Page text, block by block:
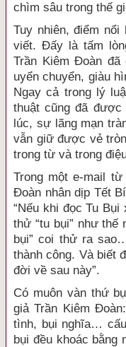
chìm sâu trong thế
Tuy nhiên, điểm
viết. Đấy là tấm
Trần Kiêm Đoàn đã
uyển chuyển, giàu
Ngay cả trong lý
thuật cũng đã được
lúc, sự lãng mạn
vẫn giữ được vẻ
trong từ và trong
Trong một e-mail
Đoàn nhân dịp Tết
“Nếu khi đọc Tu
thử “tu bụi” như thế
bụi” coi thử ra
thành công. Và biết
đời về sau này”.
Có muôn vàn thứ
giả Trần Kiêm
tình, bụi nghĩa…
bụi đều khoác bằng